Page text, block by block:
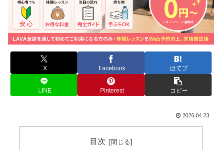
X Facebook はてブ
LINE Pinterest コピー
2026.04.23
目次